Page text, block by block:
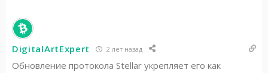
DigitalArtExpert 2 лет назад
Обновление протокола Stellar укрепляет его как